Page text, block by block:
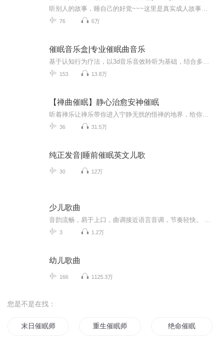
76 6万
催眠音乐盒|专业催眠曲音乐
153 13.8万
【禅曲催眠】静心治愈安神催眠
36 31.5万
纯正发音|睡前催眠英文儿歌
30 12万
少儿歌曲
3 1.2万
幼儿歌曲
166 1125.3万
您是不是在找：
末日催眠师 重生催眠师 绝命催眠